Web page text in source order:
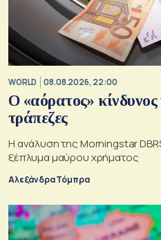
WORLD 08.08.2026, 22:00
Ο «αόρατος» κίνδυνος
τράπεζες
Η ανάλυση της Morningstar
ξέπλυμα μαύρου χρήματος
Αλεξάνδρα Τόμπρα